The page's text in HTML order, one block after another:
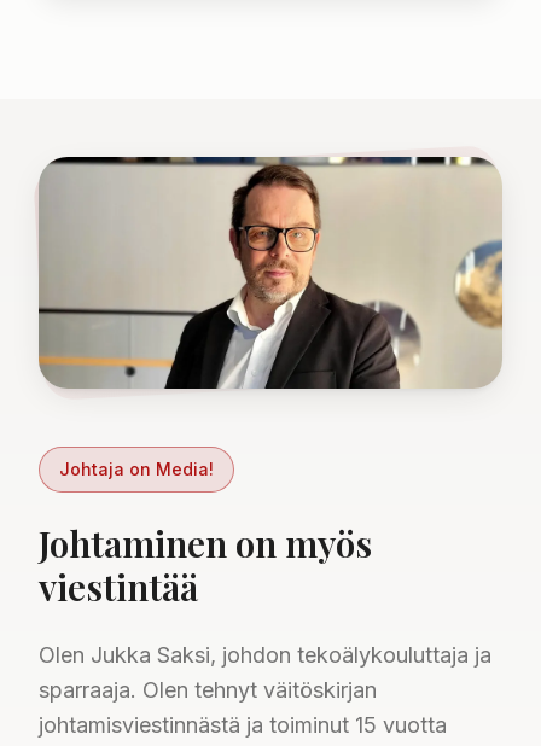
Johtaja on Media!
Johtaminen on myös
viestintää
Olen Jukka Saksi, johdon tekoälykouluttaja ja
sparraaja. Olen tehnyt väitöskirjan
johtamisviestinnästä ja toiminut 15 vuotta